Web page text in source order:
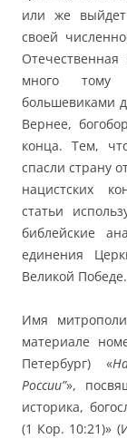
или же
своей
много тому
большевиками
Вернее,
конца. Тем,
спасли страну
нацистских
статьи
библейские
единения
Великой Победе.
Имя
материале
Петербург) «
России”»,
историка,
(1 Кор. 10:21)»